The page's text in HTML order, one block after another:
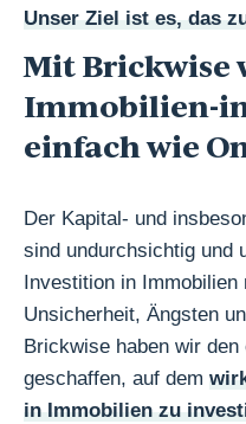
Unser Ziel ist es, das
Mit Brickwise
Immobilien-
einfach wie
Der Kapital- und
sind undurchsichtig und
Investition in
Unsicherheit, Ängsten
Brickwise haben wir
geschaffen, auf dem
in Immobilien zu